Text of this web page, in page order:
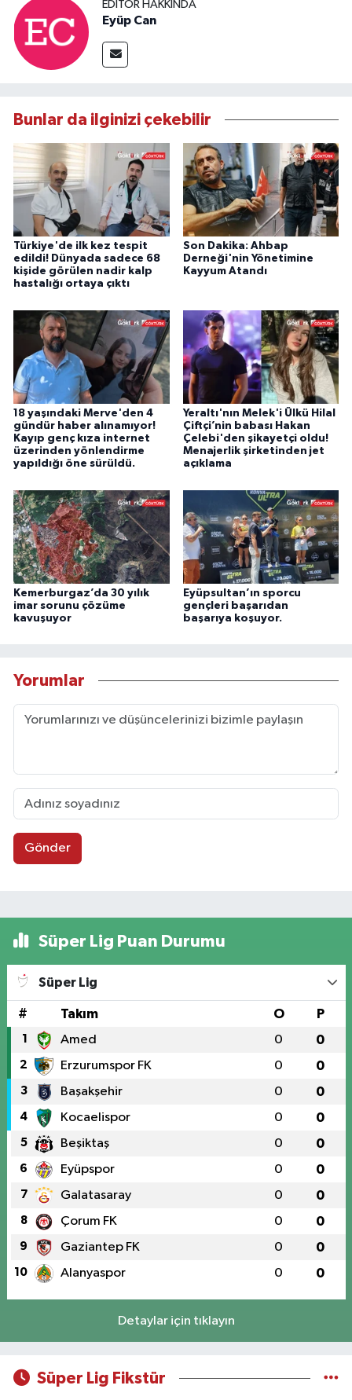
EDITÖR HAKKINDA
Eyüp Can
Bunlar da ilginizi çekebilir
Türkiye'de ilk kez tespit
edildi! Dünyada sadece 68
kişide görülen nadir kalp
hastalığı ortaya çıktı
Son Dakika: Ahbap
Derneği'nin Yönetimine
Kayyum Atandı
18 yaşındaki Merve'den 4
gündür haber alınamıyor!
Kayıp genç kıza internet
üzerinden yönlendirme
yapıldığı öne sürüldü.
Yeraltı'nın Melek'i Ülkü Hilal
Çiftçi’nin babası Hakan
Çelebi'den şikayetçi oldu!
Menajerlik şirketinden jet
açıklama
Kemerburgaz’da 30 yılık
imar sorunu çözüme
kavuşuyor
Eyüpsultan’ın sporcu
gençleri başarıdan
başarıya koşuyor.
Yorumlar
Gönder
Süper Lig Puan Durumu
Süper Lig
# Takım O P
1 Amed 0 0
2 Erzurumspor FK 0 0
3 Başakşehir 0 0
4 Kocaelispor 0 0
5 Beşiktaş 0 0
6 Eyüpspor 0 0
7 Galatasaray 0 0
8 Çorum FK 0 0
9 Gaziantep FK 0 0
10 Alanyaspor 0 0
Detaylar için tıklayın
Süper Lig Fikstür